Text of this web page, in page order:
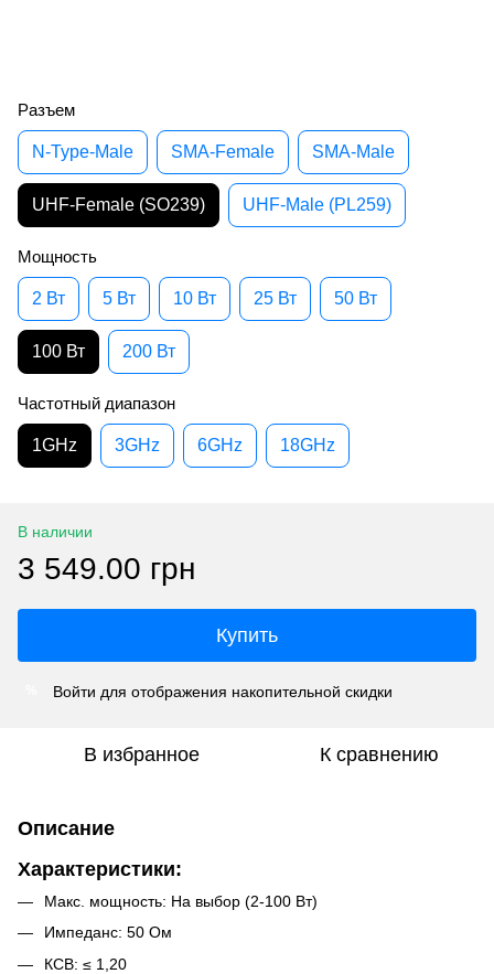
Разъем
N-Type-Male SMA-Female SMA-Male
UHF-Female (SO239) UHF-Male (PL259)
Мощность
2 Вт 5 Вт 10 Вт 25 Вт 50 Вт
100 Вт 200 Вт
Частотный диапазон
1GHz 3GHz 6GHz 18GHz
В наличии
3 549.00 грн
Купить
Войти для отображения накопительной скидки
В избранное К сравнению
Описание
Характеристики:
Макс. мощность: На выбор (2-100 Вт)
Импеданс: 50 Ом
КСВ: ≤ 1,20